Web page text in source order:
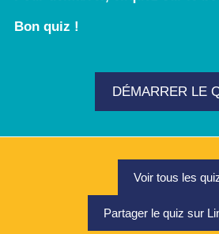
Bon quiz !
DÉMARRER LE
Voir tous les
Partager le quiz sur